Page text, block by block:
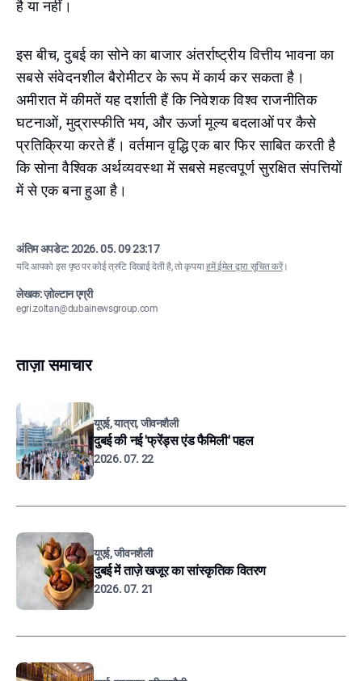
है या नहीं।
इस बीच, दुबई का सोने का बाजार अंतर्राष्ट्रीय वित्तीय भावना का
सबसे संवेदनशील बैरोमीटर के रूप में कार्य कर सकता है।
अमीरात में कीमतें यह दर्शाती हैं कि निवेशक विश्व राजनीतिक
घटनाओं, मुद्रास्फीति भय, और ऊर्जा मूल्य बदलाओं पर कैसे
प्रतिक्रिया करते हैं। वर्तमान वृद्धि एक बार फिर साबित करती है
कि सोना वैश्विक अर्थव्यवस्था में सबसे महत्वपूर्ण सुरक्षित संपत्तियों
में से एक बना हुआ है।
अंतिम अपडेट:2026. 05. 09 23:17
यदि आपको इस पृष्ठ पर कोई त्रुटि दिखाई देती है, तो कृपयाहमें ईमेल द्वारा सूचित करें।
लेखक: ज़ोल्टान एग्री
egri.zoltan@dubainewsgroup.com
ताज़ा समाचार
यूएई, यात्रा, जीवनशैली
दुबई की नई 'फ्रेंड्स एंड फैमिली' पहल
2026. 07. 22
यूएई, जीवनशैली
दुबई में ताज़े खजूर का सांस्कृतिक वितरण
2026. 07. 21